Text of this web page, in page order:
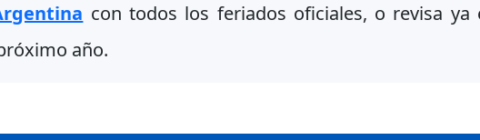
con todos los feriados oficiales, o revisa ya
año.